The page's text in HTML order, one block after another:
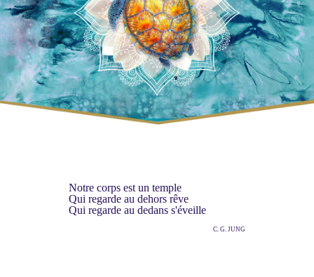
Notre corps est un temple
Qui regarde au dehors rêve
Qui regarde au dedans s'éveille
C. G. JUNG